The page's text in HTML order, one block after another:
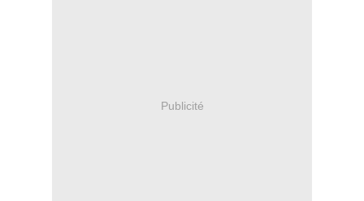
Publicité